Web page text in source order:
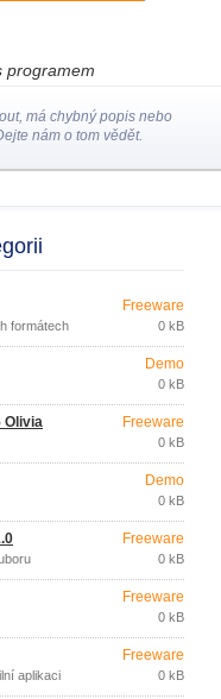
programem
má chybný popis nebo
nám o tom vědět.
formátech
Freeware
0 kB
Demo
0 kB
Olivia Freeware
0 kB
Demo
0 kB
Freeware
0 kB
Freeware
0 kB
aplikaci
Freeware
0 kB